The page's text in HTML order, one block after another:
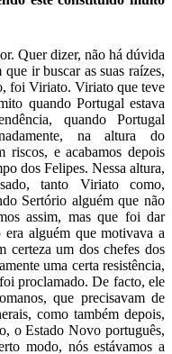
Quer dizer, não há dúvida
ir buscar as suas raízes,
foi Viriato. Viriato que teve
quando Portugal estava
quando Portugal
na altura do
riscos, e acabamos depois
dos Felipes. Nessa altura,
tanto Viriato como,
Sertório alguém que não
assim, mas que foi dar
alguém que motivava a
certeza um dos chefes dos
uma certa resistência,
proclamado. De facto, ele
que precisavam de
como também depois,
o Estado Novo português,
modo, nós estávamos a